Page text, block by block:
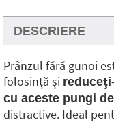
DESCRIERE
Prânzul fără gunoi
folosință și
cu aceste pungi
distractive. Ideal